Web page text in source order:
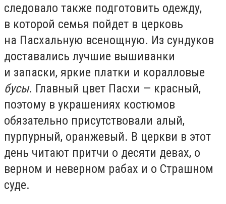
следовало также подготовить одежду,
в которой семья пойдет в церковь
на Пасхальную всенощную. Из сундуков
доставались лучшие вышиванки
и запаски, яркие платки и коралловые
бусы. Главный цвет Пасхи — красный,
поэтому в украшениях костюмов
обязательно присутствовали алый,
пурпурный, оранжевый. В церкви в этот
день читают притчи о десяти девах, о
верном и неверном рабах и о Страшном
суде.